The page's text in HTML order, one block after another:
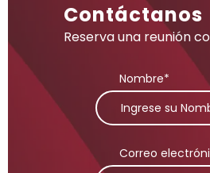
Contáctanos
Reserva una reunión
Nombre*
Correo